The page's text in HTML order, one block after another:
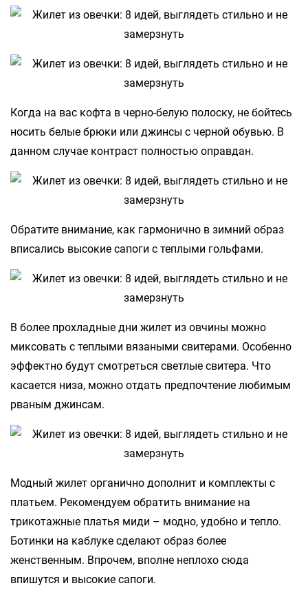
Когда на вас кофта в черно-белую полоску, не бойтесь
носить белые брюки или джинсы с черной обувью. В
данном случае контраст полностью оправдан.
Обратите внимание, как гармонично в зимний образ
вписались высокие сапоги с теплыми гольфами.
В более прохладные дни жилет из овчины можно
миксовать с теплыми вязаными свитерами. Особенно
эффектно будут смотреться светлые свитера. Что
касается низа, можно отдать предпочтение любимым
рваным джинсам.
Модный жилет органично дополнит и комплекты с
платьем. Рекомендуем обратить внимание на
трикотажные платья миди – модно, удобно и тепло.
Ботинки на каблуке сделают образ более
женственным. Впрочем, вполне неплохо сюда
впишутся и высокие сапоги.